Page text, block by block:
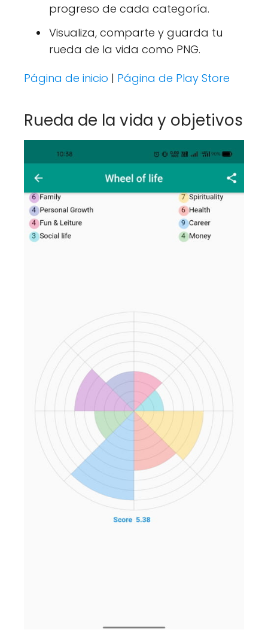
progreso de cada categoría.
Visualiza, comparte y guarda tu
rueda de la vida como PNG.
Página de inicio | Página de Play Store
Rueda de la vida y objetivos